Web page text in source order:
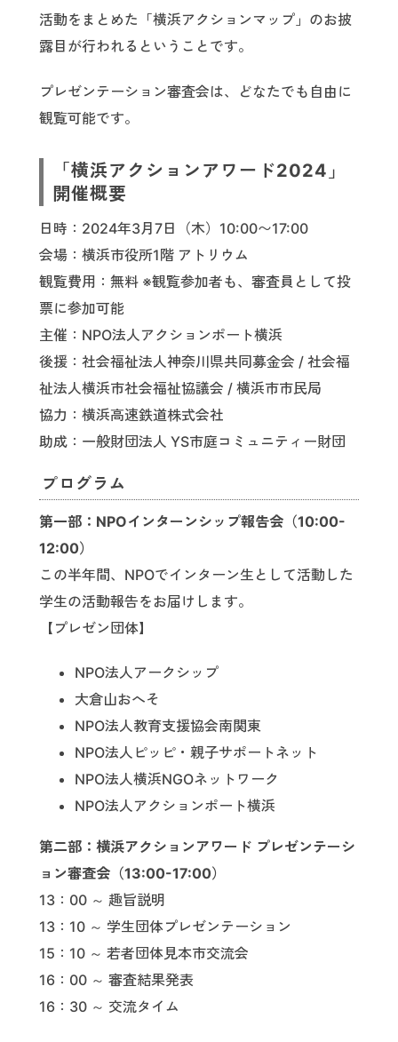
活動をまとめた「横浜アクションマップ」のお披
露目が行われるということです。
プレゼンテーション審査会は、どなたでも自由に
観覧可能です。
「横浜アクションアワード2024」
開催概要
日時：2024年3月7日（木）10:00〜17:00
会場：横浜市役所1階 アトリウム
観覧費用：無料 ※観覧参加者も、審査員として投
票に参加可能
主催：NPO法人アクションポート横浜
後援：社会福祉法人神奈川県共同募金会 / 社会福
祉法人横浜市社会福祉協議会 / 横浜市市民局
協力：横浜高速鉄道株式会社
助成：一般財団法人 YS市庭コミュニティー財団
プログラム
第一部：NPOインターンシップ報告会（10:00-
12:00）
この半年間、NPOでインターン生として活動した
学生の活動報告をお届けします。
【プレゼン団体】
NPO法人アークシップ
大倉山おへそ
NPO法人教育支援協会南関東
NPO法人ピッピ・親子サポートネット
NPO法人横浜NGOネットワーク
NPO法人アクションポート横浜
第二部：横浜アクションアワード プレゼンテーシ
ョン審査会（13:00-17:00）
13：00 ～ 趣旨説明
13：10 ～ 学生団体プレゼンテーション
15：10 ～ 若者団体見本市交流会
16：00 ～ 審査結果発表
16：30 ～ 交流タイム